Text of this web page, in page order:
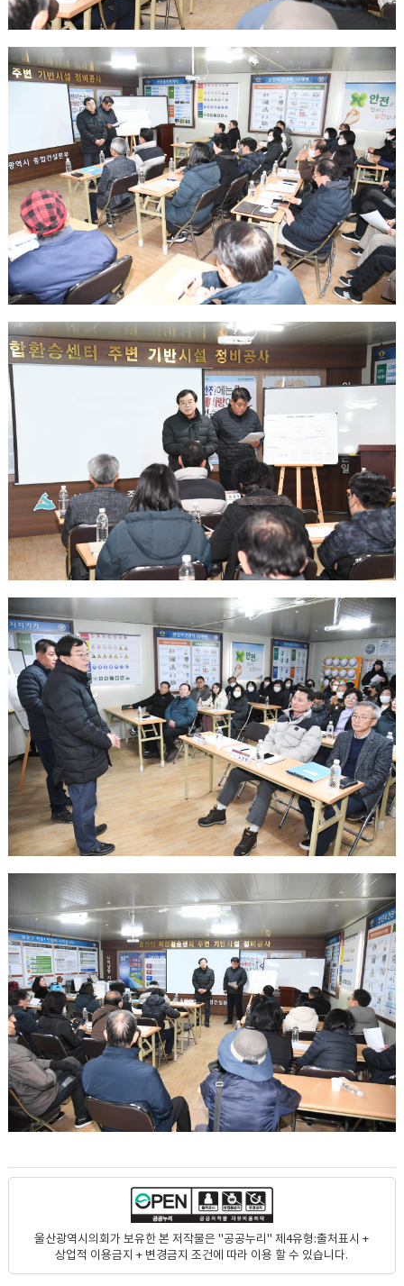
울산광역시의회가 보유한 본 저작물은 "공공누리" 제4유형:출처표시 +
상업적 이용금지 + 변경금지 조건에 따라 이용 할 수 있습니다.